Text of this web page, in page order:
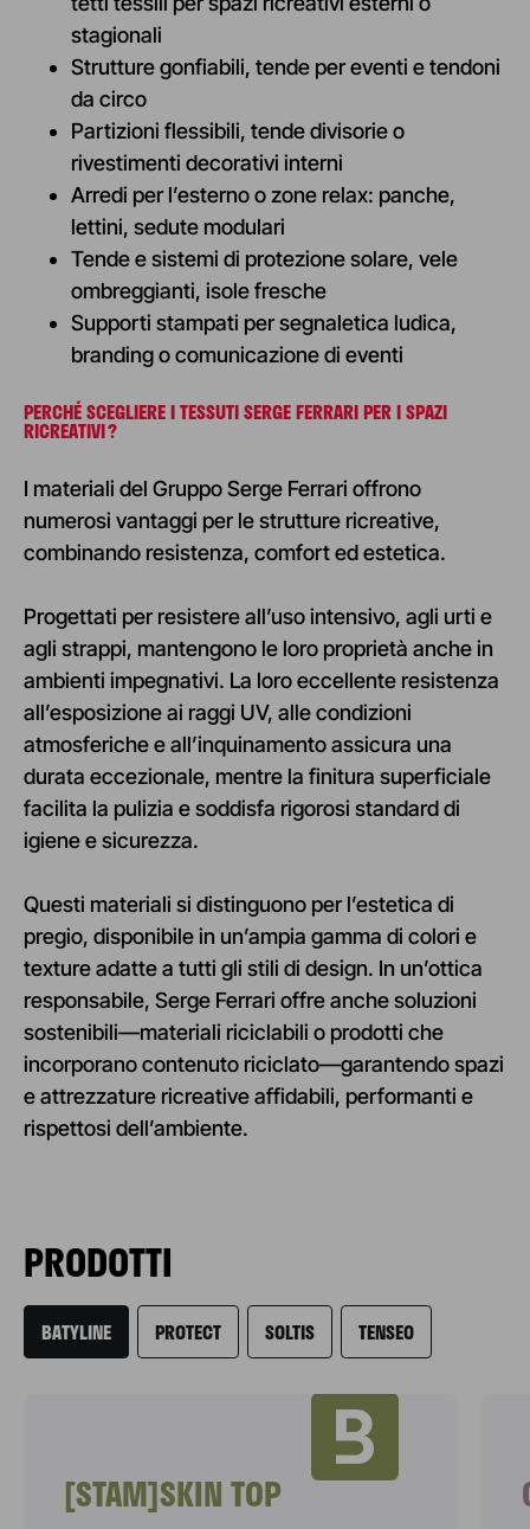
stagionali
Strutture gonfiabili, tende per eventi e tendoni
da circo
Partizioni flessibili, tende divisorie o
rivestimenti decorativi interni
Arredi per l’esterno o zone relax: panche,
lettini, sedute modulari
Tende e sistemi di protezione solare, vele
ombreggianti, isole fresche
Supporti stampati per segnaletica ludica,
branding o comunicazione di eventi
PERCHÉ SCEGLIERE I TESSUTI SERGE FERRARI PER I SPAZI
RICREATIVI?
I materiali del Gruppo Serge Ferrari offrono
numerosi vantaggi per le strutture ricreative,
combinando resistenza, comfort ed estetica.
Progettati per resistere all’uso intensivo, agli urti e
agli strappi, mantengono le loro proprietà anche in
ambienti impegnativi. La loro eccellente resistenza
all’esposizione ai raggi UV, alle condizioni
atmosferiche e all’inquinamento assicura una
durata eccezionale, mentre la finitura superficiale
facilita la pulizia e soddisfa rigorosi standard di
igiene e sicurezza.
Questi materiali si distinguono per l’estetica di
pregio, disponibile in un’ampia gamma di colori e
texture adatte a tutti gli stili di design. In un’ottica
responsabile, Serge Ferrari offre anche soluzioni
sostenibili—materiali riciclabili o prodotti che
incorporano contenuto riciclato—garantendo spazi
e attrezzature ricreative affidabili, performanti e
rispettosi dell’ambiente.
PRODOTTI
BATYLINE PROTECT SOLTIS TENSEO
[STAM]SKIN TOP